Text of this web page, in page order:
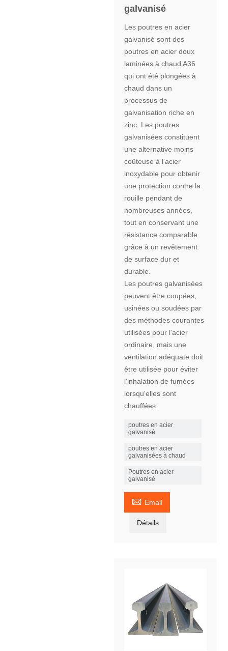
galvanisé
Les poutres en acier
galvanisé sont des
poutres en acier doux
laminées à chaud A36
qui ont été plongées à
chaud dans un
processus de
galvanisation riche en
zinc. Les poutres
galvanisées constituent
une alternative moins
coûteuse à l’acier
inoxydable pour obtenir
une protection contre la
rouille pendant de
nombreuses années,
tout en conservant une
résistance comparable
grâce à un revêtement
de surface dur et
durable.
Les poutres galvanisées
peuvent être coupées,
usinées ou soudées par
des méthodes courantes
utilisées pour l'acier
ordinaire, mais une
ventilation adéquate doit
être utilisée pour éviter
l'inhalation de fumées
lorsqu'elles sont
chauffées.
poutres en acier
galvanisé
poutres en acier
galvanisées à chaud
Poutres en acier
galvanisé
 Email
Détails